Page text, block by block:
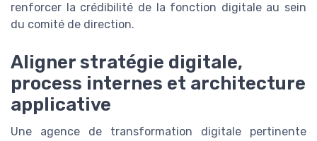
renforcer la crédibilité de la fonction digitale au sein
du comité de direction.
Aligner stratégie digitale,
process internes et architecture
applicative
Une agence de transformation digitale pertinente